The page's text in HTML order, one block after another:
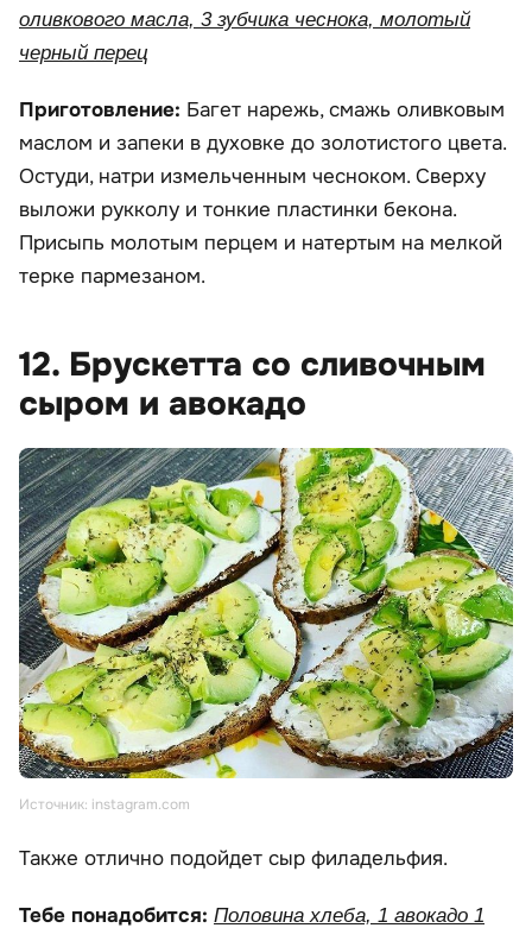
оливкового масла, 3 зубчика чеснока, молотый
черный перец
Приготовление: Багет нарежь, смажь оливковым
маслом и запеки в духовке до золотистого цвета.
Остуди, натри измельченным чесноком. Сверху
выложи рукколу и тонкие пластинки бекона.
Присыпь молотым перцем и натертым на мелкой
терке пармезаном.
12. Брускетта со сливочным
сыром и авокадо
Источник: instagram.com
Также отлично подойдет сыр филадельфия.
Тебе понадобится: Половина хлеба, 1 авокадо 1